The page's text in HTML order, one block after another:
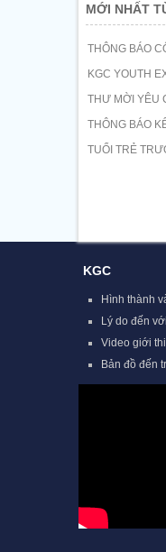
MỚI NHẤT
THÔNG BÁO
KGC YOUTH
THƯ MỜI YÊU
THÔNG BÁO
TUỔI TRẺ
KGC
Hình thành
Lý do đến
Video giới
Bản đồ đến